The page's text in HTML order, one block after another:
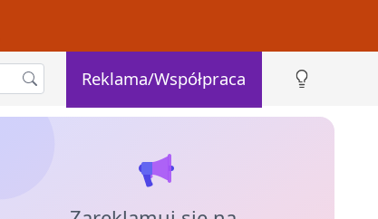
Reklama/Współpraca